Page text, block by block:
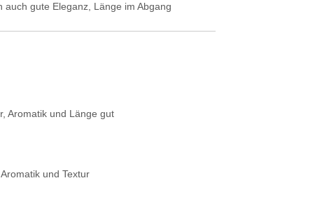
gute Eleganz, Länge im Abgang
Aromatik und Länge gut
und Textur